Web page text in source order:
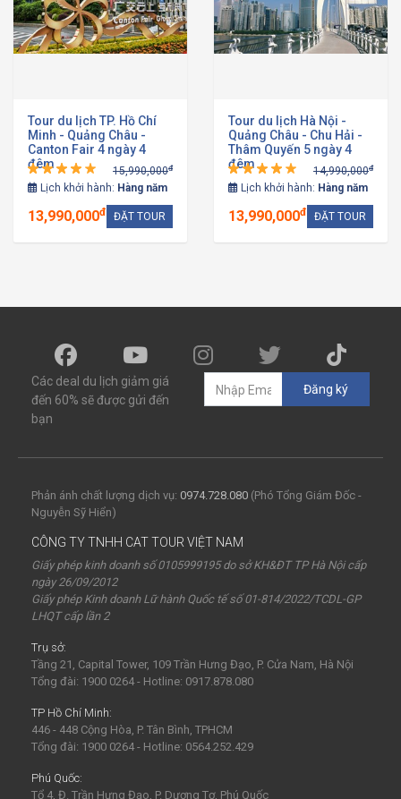
Tour du lịch TP. Hồ Chí
Minh - Quảng Châu -
Canton Fair 4 ngày 4
đêm
15,990,000đ
Lịch khởi hành: Hàng năm
13,990,000đ ĐẶT TOUR
Tour du lịch Hà Nội -
Quảng Châu - Chu Hải -
Thâm Quyến 5 ngày 4
đêm
14,990,000đ
Lịch khởi hành: Hàng năm
13,990,000đ ĐẶT TOUR
Các deal du lịch giảm giá
đến 60% sẽ được gửi đến
bạn
Đăng ký
Phản ánh chất lượng dịch vụ: 0974.728.080 (Phó Tổng Giám Đốc -
Nguyễn Sỹ Hiển)
CÔNG TY TNHH CAT TOUR VIỆT NAM
Giấy phép kinh doanh số 0105999195 do sở KH&ĐT TP Hà Nội cấp
ngày 26/09/2012
Giấy phép Kinh doanh Lữ hành Quốc tế số 01-814/2022/TCDL-GP
LHQT cấp lần 2
Trụ sở:
Tầng 21, Capital Tower, 109 Trần Hưng Đạo, P. Cửa Nam, Hà Nội
Tổng đài: 1900 0264 - Hotline: 0917.878.080
TP Hồ Chí Minh:
446 - 448 Cộng Hòa, P. Tân Bình, TPHCM
Tổng đài: 1900 0264 - Hotline: 0564.252.429
Phú Quốc:
Tổ 4, Đ. Trần Hưng Đạo, P. Dương Tơ, Phú Quốc